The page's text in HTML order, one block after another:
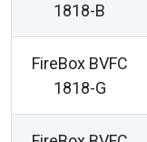
1818-B
FireBox BVFC
1818-G